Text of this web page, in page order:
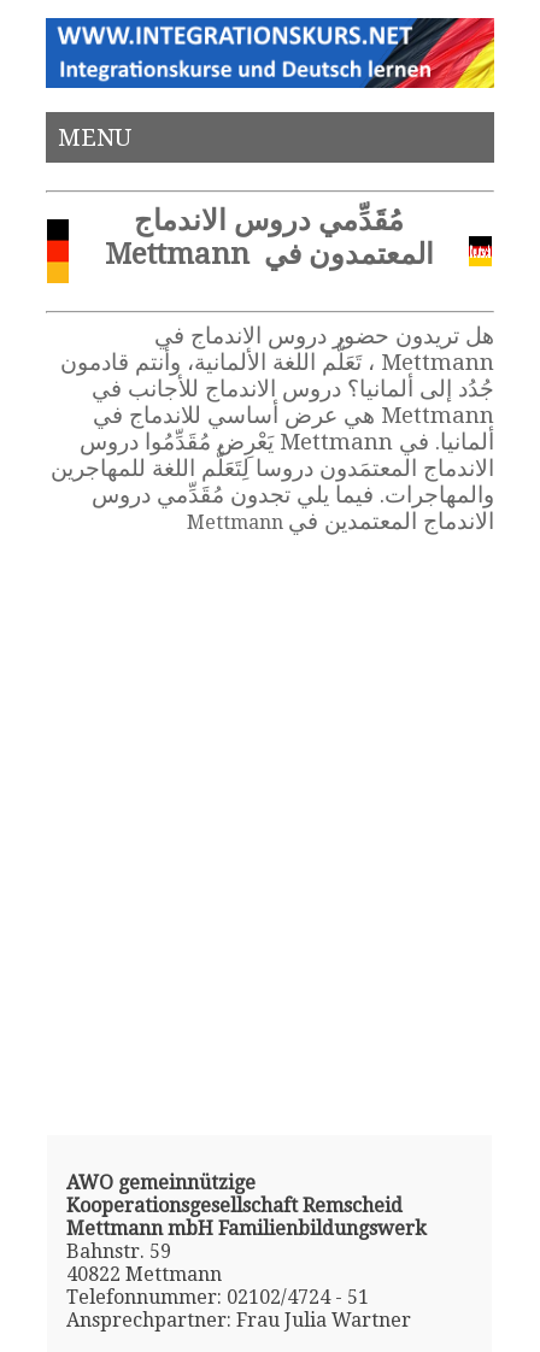
MENU
مُقَدِّمي دروس الاندماج
المعتمدون في Mettmann
هل تريدون حضور دروس الاندماج في
Mettmann ، تَعَلُّم اللغة الألمانية، وأنتم قادمون
جُدُد إلى ألمانيا؟ دروس الاندماج للأجانب في
Mettmann هي عرض أساسي للاندماج في
ألمانيا. في Mettmann يَعْرِض مُقَدِّمُوا دروس
الاندماج المعتمَدون دروسا لِتَعَلُّم اللغة للمهاجرين
والمهاجرات. فيما يلي تجدون مُقَدِّمي دروس
الاندماج المعتمدين في
AWO gemeinnützige
Kooperationsgesellschaft Remscheid
Mettmann mbH Familienbildungswerk
Bahnstr. 59
40822 Mettmann
Telefonnummer: 02102/4724 - 51
Ansprechpartner: Frau Julia Wartner